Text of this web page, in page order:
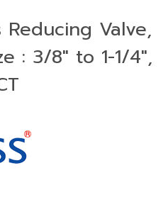
Reducing Valve,
: 3/8″ to 1-1/4″,